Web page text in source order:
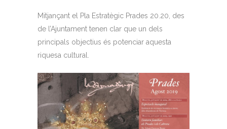
Mitjançant el Pla Estratègic Prades 20.20, des
de l’Ajuntament tenen clar que un dels
principals objectius és potenciar aquesta
riquesa cultural.